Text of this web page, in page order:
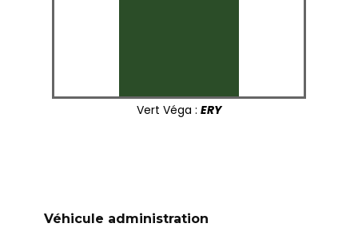
Vert Véga : ERY
Véhicule administration